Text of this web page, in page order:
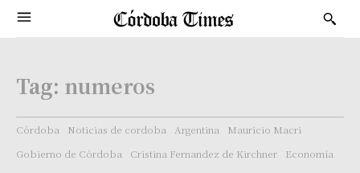
Tag: numeros
Córdoba Noticias de cordoba Argentina
Mauricio Macri
Gobierno de Córdoba
Cristina Fernandez de Kirchner
Economía